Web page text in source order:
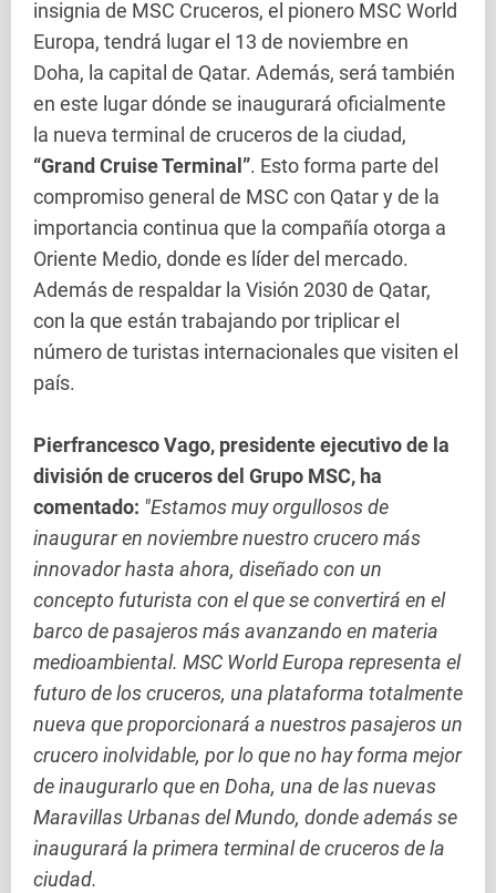
insignia de MSC Cruceros, el pionero MSC World
Europa, tendrá lugar el 13 de noviembre en
Doha, la capital de Qatar. Además, será también
en este lugar dónde se inaugurará oficialmente
la nueva terminal de cruceros de la ciudad,
“Grand Cruise Terminal”. Esto forma parte del
compromiso general de MSC con Qatar y de la
importancia continua que la compañía otorga a
Oriente Medio, donde es líder del mercado.
Además de respaldar la Visión 2030 de Qatar,
con la que están trabajando por triplicar el
número de turistas internacionales que visiten el
país.
Pierfrancesco Vago, presidente ejecutivo de la
división de cruceros del Grupo MSC, ha
comentado: "Estamos muy orgullosos de
inaugurar en noviembre nuestro crucero más
innovador hasta ahora, diseñado con un
concepto futurista con el que se convertirá en el
barco de pasajeros más avanzando en materia
medioambiental. MSC World Europa representa el
futuro de los cruceros, una plataforma totalmente
nueva que proporcionará a nuestros pasajeros un
crucero inolvidable, por lo que no hay forma mejor
de inaugurarlo que en Doha, una de las nuevas
Maravillas Urbanas del Mundo, donde además se
inaugurará la primera terminal de cruceros de la
ciudad.